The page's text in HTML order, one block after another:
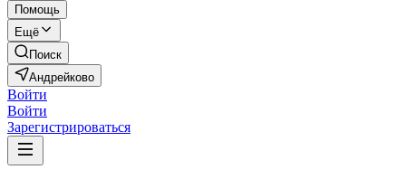
Помощь
Ещё
Поиск
Андрейково
Войти
Войти
Зарегистрироваться